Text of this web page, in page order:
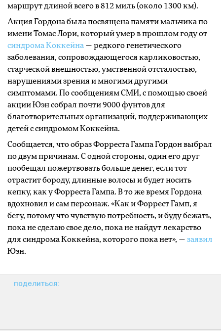
маршрут длиной всего в 812 миль (около 1300 км).
Акция Гордона была посвящена памяти мальчика по
имени Томас Лори, который умер в прошлом году от
синдрома Коккейна — редкого генетического
заболевания, сопровождающегося карликовостью,
старческой внешностью, умственной отсталостью,
нарушениями зрения и многими другими
симптомами. По сообщениям СМИ, с помощью своей
акции Юэн собрал почти 9000 фунтов для
благотворительных организаций, поддерживающих
детей с синдромом Коккейна.
Сообщается, что образ Форреста Гампа Гордон выбрал
по двум причинам. С одной стороны, один его друг
пообещал пожертвовать больше денег, если тот
отрастит бороду, длинные волосы и будет носить
кепку, как у Форреста Гампа. В то же время Гордона
вдохновил и сам персонаж. «Как и Форрест Гамп, я
бегу, потому что чувствую потребность, и буду бежать,
пока не сделаю свое дело, пока не найдут лекарство
для синдрома Коккейна, которого пока нет», — заявил
Юэн.
поделиться: